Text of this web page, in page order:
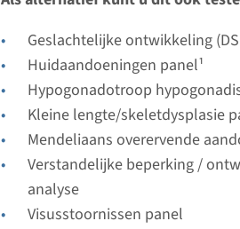
Geslachtelijke ontwikkeling
Huidaandoeningen panel¹
Hypogonadotroop
Kleine lengte/skeletdysplasie
Mendeliaans overervende
Verstandelijke beperking /
analyse
Visusstoornissen panel
Radboudumc